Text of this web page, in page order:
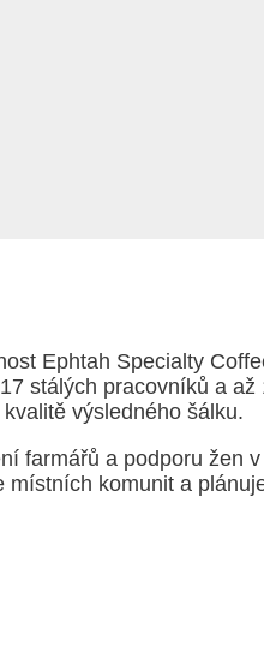
Ephtah Specialty
stálých pracovníků a
výsledného šálku.
farmářů a podporu
komunit a